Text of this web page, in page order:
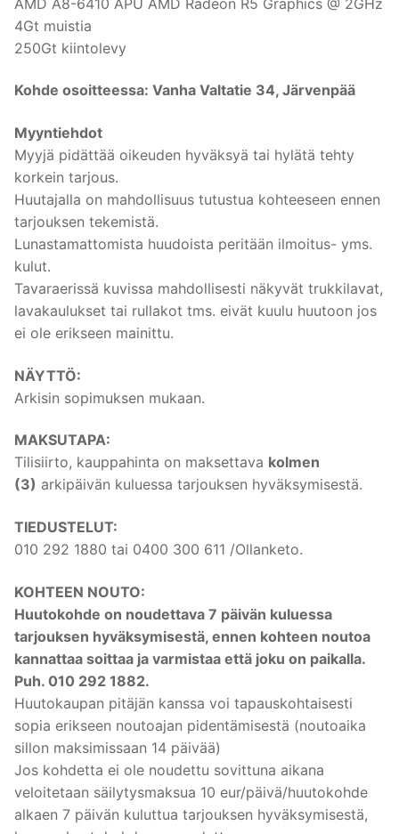
4Gt muistia
250Gt kiintolevy
Kohde osoitteessa: Vanha Valtatie 34, Järvenpää
Myyntiehdot
Myyjä pidättää oikeuden hyväksyä tai hylätä tehty
korkein tarjous.
Huutajalla on mahdollisuus tutustua kohteeseen ennen
tarjouksen tekemistä.
Lunastamattomista huudoista peritään ilmoitus- yms.
kulut.
Tavaraerissä kuvissa mahdollisesti näkyvät trukkilavat,
lavakaulukset tai rullakot tms. eivät kuulu huutoon jos
ei ole erikseen mainittu.
NÄYTTÖ:
Arkisin sopimuksen mukaan.
MAKSUTAPA:
Tilisiirto, kauppahinta on maksettava kolmen
(3) arkipäivän kuluessa tarjouksen hyväksymisestä.
TIEDUSTELUT:
010 292 1880 tai 0400 300 611 /Ollanketo.
KOHTEEN NOUTO:
Huutokohde on noudettava 7 päivän kuluessa
tarjouksen hyväksymisestä, ennen kohteen noutoa
kannattaa soittaa ja varmistaa että joku on paikalla.
Puh. 010 292 1882.
Huutokaupan pitäjän kanssa voi tapauskohtaisesti
sopia erikseen noutoajan pidentämisestä (noutoaika
sillon maksimissaan 14 päivää)
Jos kohdetta ei ole noudettu sovittuna aikana
veloitetaan säilytysmaksua 10 eur/päivä/huutokohde
alkaen 7 päivän kuluttua tarjouksen hyväksymisestä,